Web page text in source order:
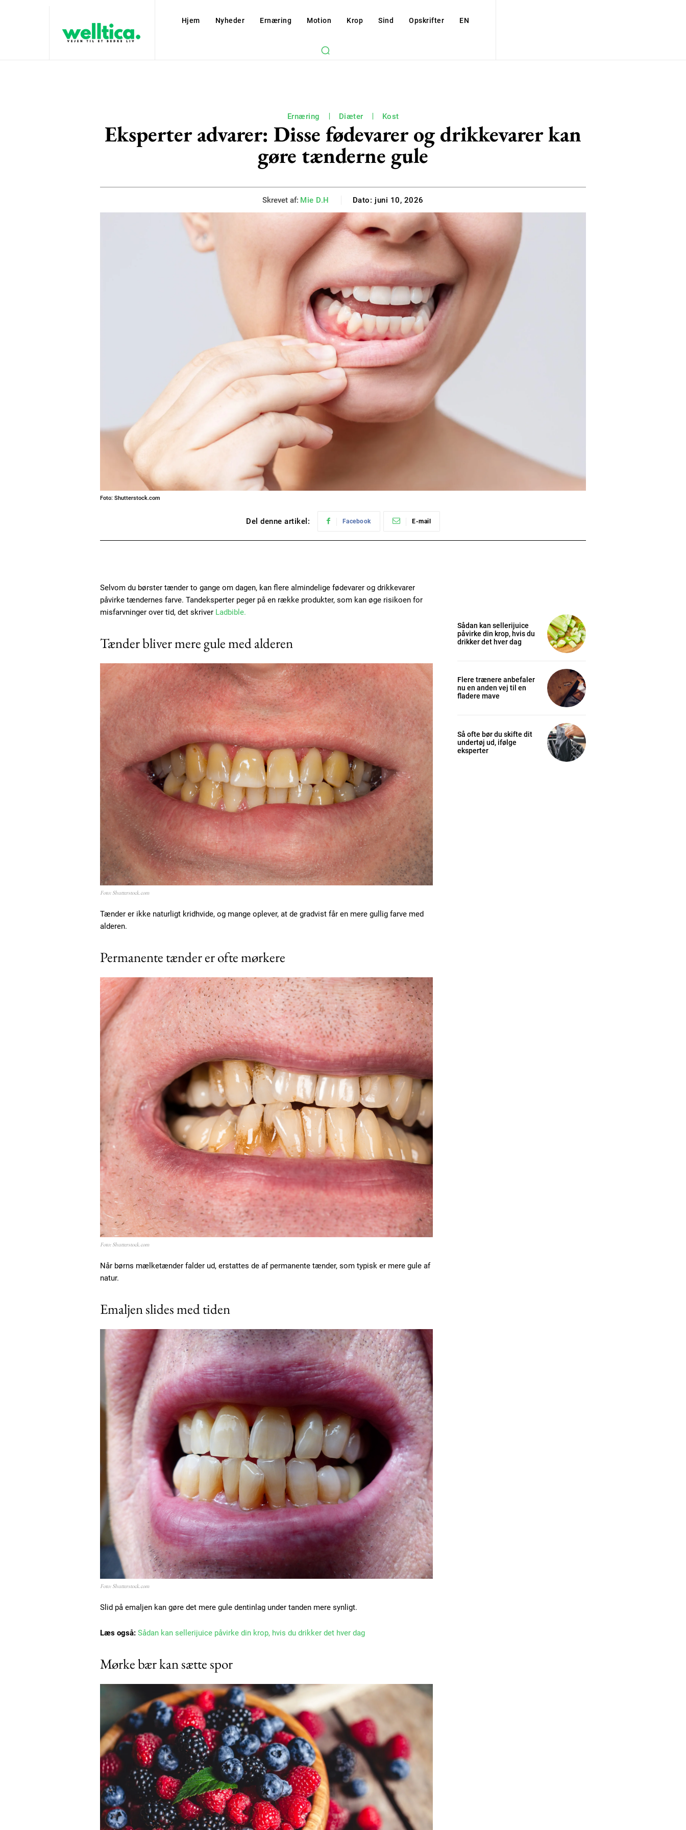
Subscription Plans
Free limited access
Gratis / forever
Etiam est nibh, lobortis sit
Praesent euismod ac
Ut mollis pellentesque tortor
Nullam eu erat condimentum
Donec quis est ac felis
Orci varius natoque dolor
Member full access
100 DKK
Etiam est nibh, lobortis sit
Praesent euismod ac
Ut mollis pellentesque tortor
Nullam eu erat condimentum
Donec quis est ac felis
Orci varius natoque dolor
YEARLY PRICING
Hjem Nyheder Ernæring Motion Krop Sind Opskrifter EN
Ernæring Diæter Kost
Eksperter advarer: Disse fødevarer og drikkevarer kan
gøre tænderne gule
Skrevet af: Mie D.H Dato: juni 10, 2026
Foto: Shutterstock.com
Del denne artikel: Facebook E-mail
Selvom du børster tænder to gange om dagen, kan flere almindelige fødevarer og drikkevarer
påvirke tændernes farve. Tandeksperter peger på en række produkter, som kan øge risikoen for
misfarvninger over tid, det skriver Ladbible.
Tænder bliver mere gule med alderen
Foto: Shutterstock.com
Tænder er ikke naturligt kridhvide, og mange oplever, at de gradvist får en mere gullig farve med
alderen.
Permanente tænder er ofte mørkere
Foto: Shutterstock.com
Når børns mælketænder falder ud, erstattes de af permanente tænder, som typisk er mere gule af
natur.
Emaljen slides med tiden
Foto: Shutterstock.com
Slid på emaljen kan gøre det mere gule dentinlag under tanden mere synligt.
Læs også: Sådan kan sellerijuice påvirke din krop, hvis du drikker det hver dag
Mørke bær kan sætte spor
Sådan kan sellerijuice
påvirke din krop, hvis du
drikker det hver dag
Flere trænere anbefaler
nu en anden vej til en
fladere mave
Så ofte bør du skifte dit
undertøj ud, ifølge
eksperter